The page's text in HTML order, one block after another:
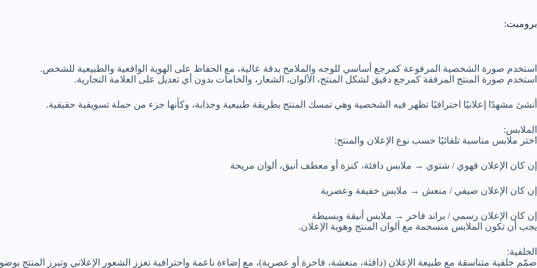
برومبت:
استخدم صورة الشخصية المرفوعة كمرجع أساسي للوجه والملامح بدقة عالية، مع الحفاظ على الهوية الواقعية والطبيعية للشخص.
استخدم صورة المنتج المرفقة كمرجع دقيق لشكل المنتج، الألوان، الشعار، والخامات بدون أي تعديل على العلامة التجارية.
أنشئ مشهدًا إعلانيًا احترافيًا تظهر فيه الشخصية وهي تمسك المنتج بطريقة طبيعية وجذابة، وكأنها جزء من حملة تسويقية حقيقية.
الملابس:
اختر ملابس مناسبة تلقائيًا حسب نوع الإعلان والمنتج:
إن كان الإعلان قهوي / شتوي → ملابس دافئة، كنزة أو معطف أنيق، ألوان مريحة
إن كان الإعلان صيفي / منعش → ملابس خفيفة وعصرية
إن كان الإعلان رسمي / براند فاخر → ملابس أنيقة وبسيطة
يجب أن تكون الملابس منسجمة مع ألوان المنتج وهوية الإعلان.
الخلفية:
صمّم خلفية متناسقة مع طبيعة الإعلان (دافئة، منعشة، فاخرة أو عصرية)، مع إضاءة ناعمة واحترافية تعزز الشعور الإعلاني وتبرز المنتج